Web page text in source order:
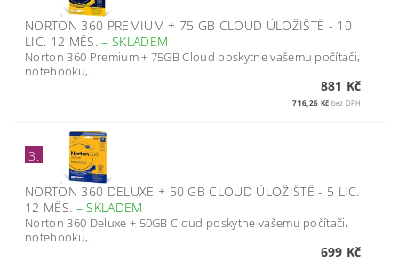
NORTON 360 PREMIUM + 75 GB CLOUD ÚLOŽIŠTĚ - 10
LIC. 12 MĚS.– SKLADEM
Norton 360 Premium + 75GB Cloud poskytne vašemu počítači,
notebooku,...
881 Kč
716,26 Kč bez DPH
3.
NORTON 360 DELUXE + 50 GB CLOUD ÚLOŽIŠTĚ - 5 LIC.
12 MĚS. –SKLADEM
Norton 360 Deluxe + 50GB Cloud poskytne vašemu počítači,
notebooku,...
699 Kč